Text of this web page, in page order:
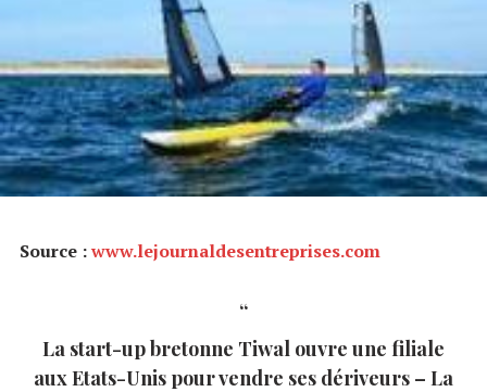
Source :www.lejournaldesentreprises.com
La start-up bretonne Tiwal ouvre une filiale
aux Etats-Unis pour vendre ses dériveurs – La